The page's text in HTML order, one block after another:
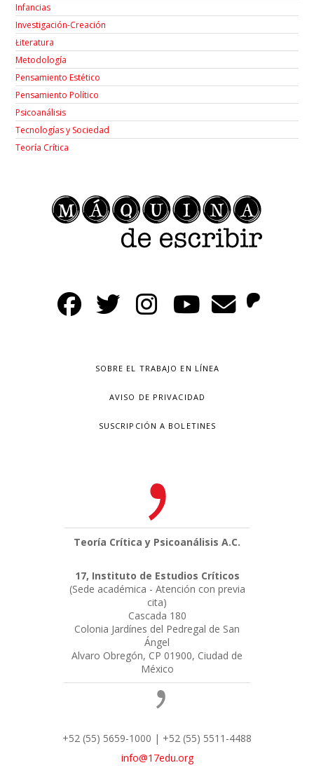
Infancias
Investigación-Creación
Łiteratura
Metodología
Pensamiento Estético
Pensamiento Político
Psicoanálisis
Tecnologías y Sociedad
Teoría Crítica
SOBRE EL TRABAJO EN LÍNEA
AVISO DE PRIVACIDAD
SUSCRIPCIÓN A BOLETINES
Teoría Crítica y Psicoanálisis A.C.
17, Instituto de Estudios Críticos
(Sede académica - Atención con previa
cita)
Cascada 180
Colonia Jardínes del Pedregal de San
Ángel
Alvaro Obregón, CP 01900, Ciudad de
México
+52 (55) 5659-1000 | +52 (55) 5511-4488
info@17edu.org